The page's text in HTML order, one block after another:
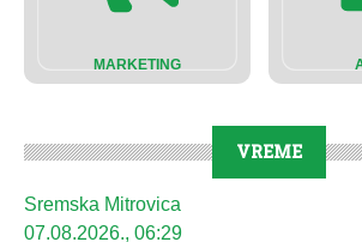
MARKETING
VREME
Sremska Mitrovica
07.08.2026., 06:29